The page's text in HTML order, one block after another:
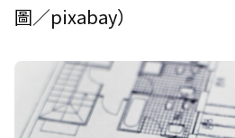
圖／pixabay）